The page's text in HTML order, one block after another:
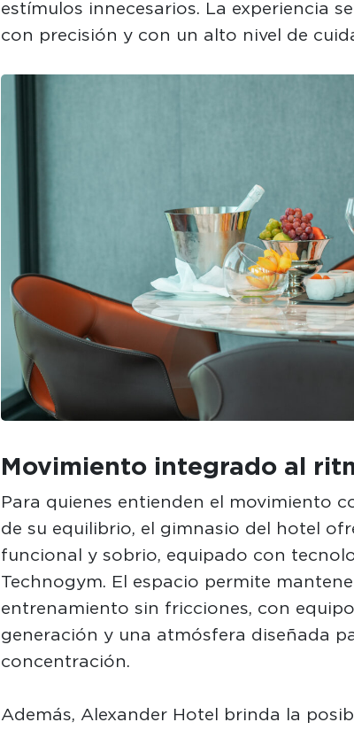
estímulos innecesarios. La experiencia
con precisión y con un alto nivel de
Movimiento integrado al
Para quienes entienden el movimiento
de su equilibrio, el gimnasio del hotel
funcional y sobrio, equipado con
Technogym. El espacio permite
entrenamiento sin fricciones, con
generación y una atmósfera diseñada
concentración.
Además, Alexander Hotel brinda la